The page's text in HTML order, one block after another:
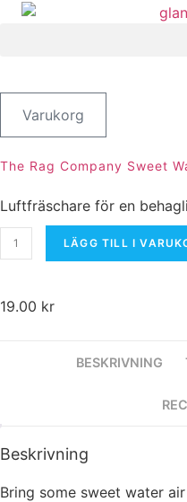
Varukorg
The Rag Company Sweet
Luftfräschare för en
The
Rag
Company
Air
LÄGG TILL I
19.00 kr
BESKRIVNING
Beskrivning
Bring some sweet water